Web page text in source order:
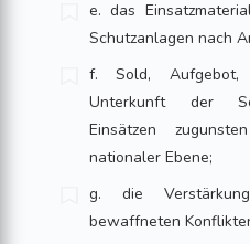
e. das
Schutzanlagen nach
f. Sold, Aufgebot,
Unterkunft der
Einsätzen
nationaler Ebene;
g. die
bewaffneten